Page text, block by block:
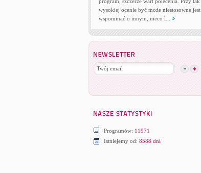
wysokiej ocenie być może niestosowne jest
wspominać o innym, nieco l...
Programów: 11971
Istniejemy od: 8588 dni